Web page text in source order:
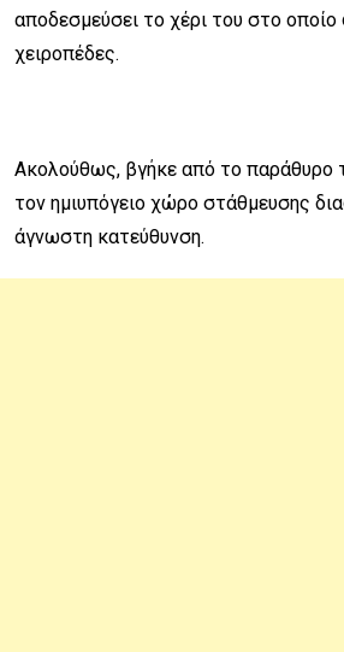
αποδεσμεύσει το χέρι του στο
χειροπέδες.
Ακολούθως, βγήκε από το παράθυρο
τον ημιυπόγειο χώρο στάθμευσης
άγνωστη κατεύθυνση.